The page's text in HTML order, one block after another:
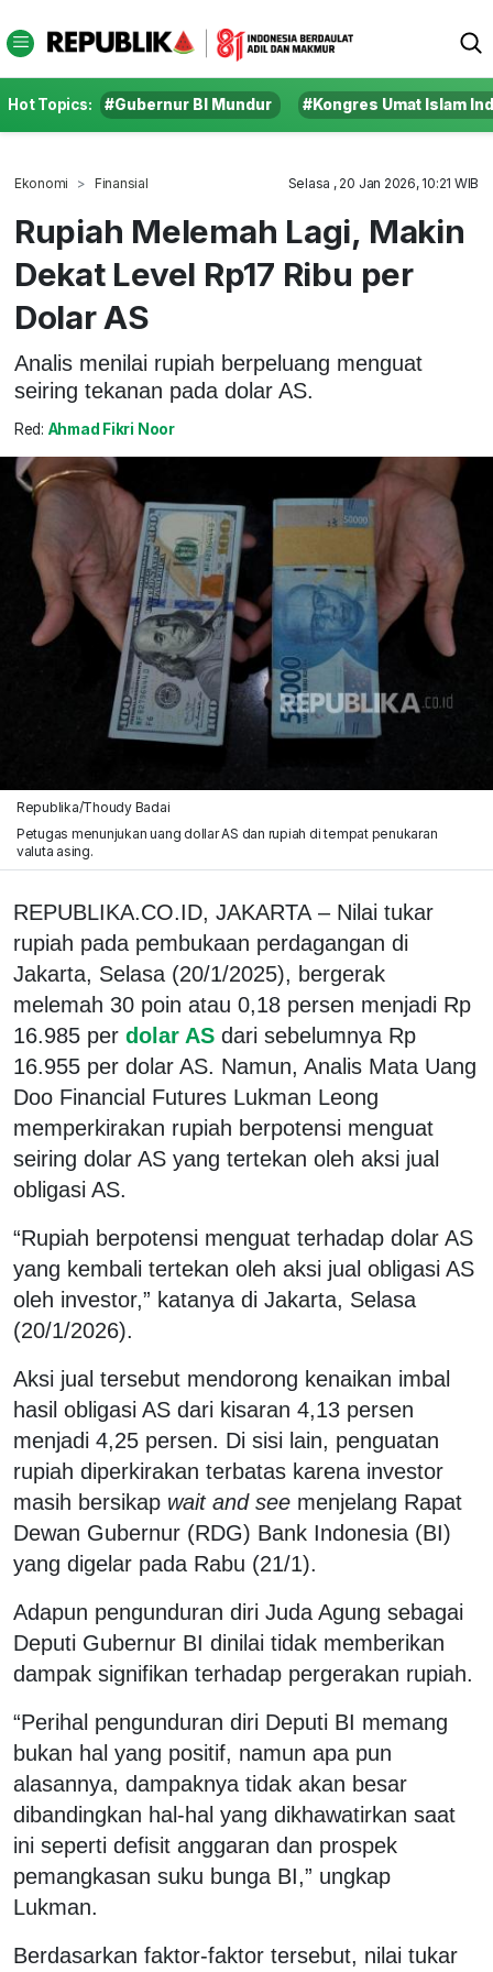
Hot Topics: #Gubernur BI Mundur #Kongres Umat Islam
Ekonomi Finansial Selasa , 20 Jan 2026, 10:21 WIB
Rupiah Melemah Lagi, Makin
Dekat Level Rp17 Ribu per
Dolar AS
Analis menilai rupiah berpeluang menguat
seiring tekanan pada dolar AS.
Red: Ahmad Fikri Noor
Republika/Thoudy Badai
Petugas menunjukan uang dollar AS dan rupiah di tempat penukaran
valuta asing.
REPUBLIKA.CO.ID, JAKARTA – Nilai tukar
rupiah pada pembukaan perdagangan di
Jakarta, Selasa (20/1/2025), bergerak
melemah 30 poin atau 0,18 persen menjadi Rp
16.985 per dolar AS dari sebelumnya Rp
16.955 per dolar AS. Namun, Analis Mata Uang
Doo Financial Futures Lukman Leong
memperkirakan rupiah berpotensi menguat
seiring dolar AS yang tertekan oleh aksi jual
obligasi AS.
“Rupiah berpotensi menguat terhadap dolar AS
yang kembali tertekan oleh aksi jual obligasi AS
oleh investor,” katanya di Jakarta, Selasa
(20/1/2026).
Aksi jual tersebut mendorong kenaikan imbal
hasil obligasi AS dari kisaran 4,13 persen
menjadi 4,25 persen. Di sisi lain, penguatan
rupiah diperkirakan terbatas karena investor
masih bersikap wait and see menjelang Rapat
Dewan Gubernur (RDG) Bank Indonesia (BI)
yang digelar pada Rabu (21/1).
Adapun pengunduran diri Juda Agung sebagai
Deputi Gubernur BI dinilai tidak memberikan
dampak signifikan terhadap pergerakan rupiah.
“Perihal pengunduran diri Deputi BI memang
bukan hal yang positif, namun apa pun
alasannya, dampaknya tidak akan besar
dibandingkan hal-hal yang dikhawatirkan saat
ini seperti defisit anggaran dan prospek
pemangkasan suku bunga BI,” ungkap
Lukman.
Berdasarkan faktor-faktor tersebut, nilai tukar